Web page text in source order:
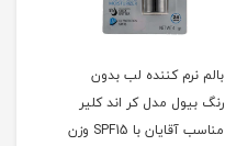
بالم نرم کننده لب بدون
رنگ بیول مدل کر اند کلیر
مناسب آقایان با SPF15 وزن